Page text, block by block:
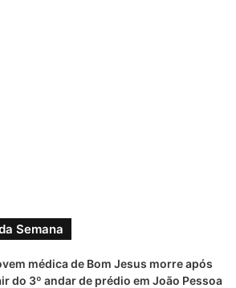
Semana
médica de Bom Jesus morre após
do 3º andar de prédio em João Pessoa